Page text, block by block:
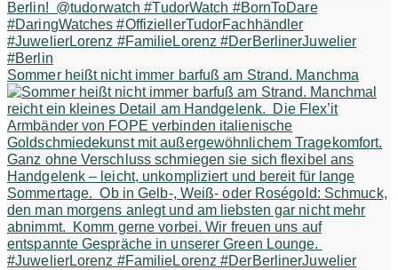
Sommer heißt nicht immer barfuß am Strand. Manchma